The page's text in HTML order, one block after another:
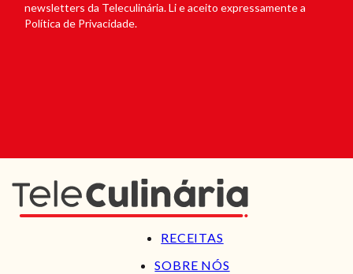
newsletters da Teleculinária. Li e aceito expressamente a
Política de Privacidade.
RECEITAS
SOBRE NÓS